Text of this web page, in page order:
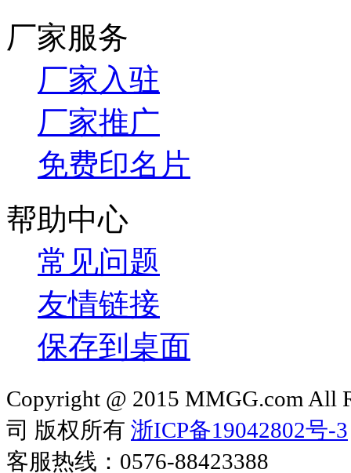
厂家服务
厂家入驻
厂家推广
免费印名片
帮助中心
常见问题
友情链接
保存到桌面
Copyright @ 2015 MMGG.com All
司 版权所有 浙ICP备19042802号-3
客服热线：0576-88423388